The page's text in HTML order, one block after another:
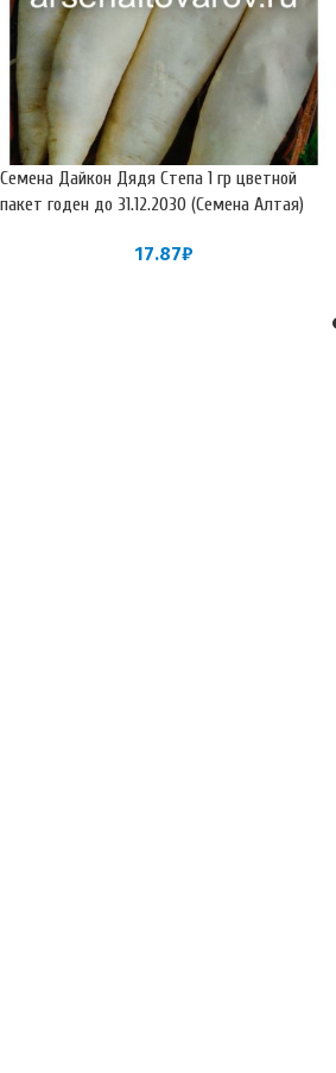
Семена Дайкон Дядя Степа 1 гр цветной
пакет годен до 31.12.2030 (Семена Алтая)
17.87₽